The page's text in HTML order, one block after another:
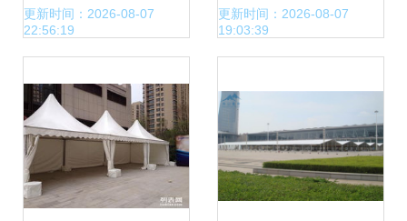
器
更新时间：2026-08-07
22:56:19
帐篷
更新时间：2026-08-07
19:03:39